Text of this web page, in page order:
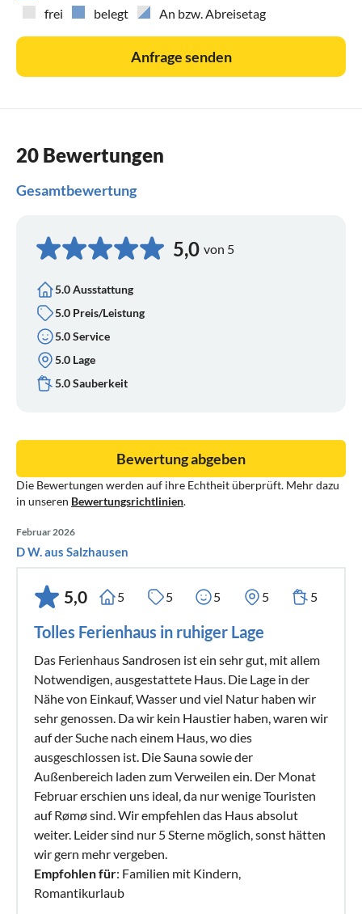
frei
belegt An bzw. Abreisetag
Anfrage senden
20 Bewertungen
Gesamtbewertung
5,0 von 5
5.0 Ausstattung
5.0 Preis/Leistung
5.0 Service
5.0 Lage
5.0 Sauberkeit
Die Bewertungen werden auf ihre Echtheit überprüft. Mehr dazu
in unseren Bewertungsrichtlinien.
Bewertung abgeben
Februar 2026
D W. aus Salzhausen
5,0 5 5 5 5 5
Tolles Ferienhaus in ruhiger Lage
Das Ferienhaus Sandrosen ist ein sehr gut, mit allem
Notwendigen, ausgestattete Haus. Die Lage in der
Nähe von Einkauf, Wasser und viel Natur haben wir
sehr genossen. Da wir kein Haustier haben, waren wir
auf der Suche nach einem Haus, wo dies
ausgeschlossen ist. Die Sauna sowie der
Außenbereich laden zum Verweilen ein. Der Monat
Februar erschien uns ideal, da nur wenige Touristen
auf Rømø sind. Wir empfehlen das Haus absolut
weiter. Leider sind nur 5 Sterne möglich, sonst hätten
wir gern mehr vergeben.
Empfohlen für: Familien mit Kindern,
Romantikurlaub